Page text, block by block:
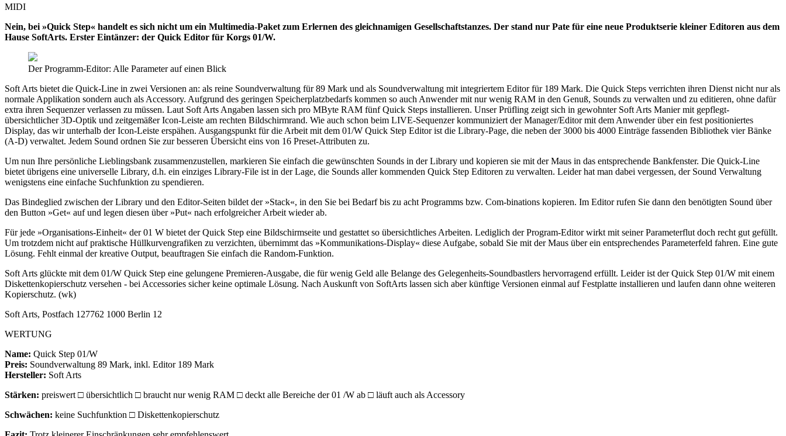
MIDI
Nein, bei »Quick Step« handelt es sich nicht um ein Multimedia-Paket zum Erlernen des gleichnamigen Gesellschaftstanzes. Der stand nur Pate für eine neue Produktserie kleiner Editoren aus dem
Hause SoftArts. Erster Eintänzer: der Quick Editor für Korgs 01/W.
Der Programm-Editor: Alle Parameter auf einen Blick
Soft Arts bietet die Quick-Line in zwei Versionen an: als reine Soundverwaltung für 89 Mark und als Soundverwaltung mit integriertem Editor für 189 Mark. Die Quick Steps verrichten ihren Dienst nicht nur als
normale Applikation sondern auch als Accessory. Aufgrund des geringen Speicherplatzbedarfs kommen so auch Anwender mit nur wenig RAM in den Genuß, Sounds zu verwalten und zu editieren, ohne dafür
extra ihren Sequenzer verlassen zu müssen. Laut Soft Arts Angaben lassen sich pro MByte RAM fünf Quick Steps installieren. Unser Prüfling zeigt sich in gewohnter Soft Arts Manier mit gepflegt-
übersichtlicher 3D-Optik und zeitgemäßer Icon-Leiste am rechten Bildschirmrand. Wie auch schon beim LIVE-Sequenzer kommuniziert der Manager/Editor mit dem Anwender über ein fest positioniertes
Display, das wir unterhalb der Icon-Leiste erspähen. Ausgangspunkt für die Arbeit mit dem 01/W Quick Step Editor ist die Library-Page, die neben der 3000 bis 4000 Einträge fassenden Bibliothek vier Bänke
(A-D) verwaltet. Jedem Sound ordnen Sie zur besseren Übersicht eins von 16 Preset-Attributen zu.
Um nun Ihre persönliche Lieblingsbank zusammenzustellen, markieren Sie einfach die gewünschten Sounds in der Library und kopieren sie mit der Maus in das entsprechende Bankfenster. Die Quick-Line
bietet übrigens eine universelle Library, d.h. ein einziges Library-File ist in der Lage, die Sounds aller kommenden Quick Step Editoren zu verwalten. Leider hat man dabei vergessen, der Sound Verwaltung
wenigstens eine einfache Suchfunktion zu spendieren.
Das Bindeglied zwischen der Library und den Editor-Seiten bildet der »Stack«, in den Sie bei Bedarf bis zu acht Programms bzw. Com-binations kopieren. Im Editor rufen Sie dann den benötigten Sound über
den Button »Get« auf und legen diesen über »Put« nach erfolgreicher Arbeit wieder ab.
Für jede »Organisations-Einheit« der 01 W bietet der Quick Step eine Bildschirmseite und gestattet so übersichtliches Arbeiten. Lediglich der Program-Editor wirkt mit seiner Parameterflut doch recht gut gefüllt.
Um trotzdem nicht auf praktische Hüllkurvengrafiken zu verzichten, übernimmt das »Kommunikations-Display« diese Aufgabe, sobald Sie mit der Maus über ein entsprechendes Parameterfeld fahren. Eine gute
Lösung. Fehlt einmal der kreative Output, beauftragen Sie einfach die Random-Funktion.
Soft Arts glückte mit dem 01/W Quick Step eine gelungene Premieren-Ausgabe, die für wenig Geld alle Belange des Gelegenheits-Soundbastlers hervorragend erfüllt. Leider ist der Quick Step 01/W mit einem
Diskettenkopierschutz versehen - bei Accessories sicher keine optimale Lösung. Nach Auskunft von SoftArts lassen sich aber künftige Versionen einmal auf Festplatte installieren und laufen dann ohne weiteren
Kopierschutz. (wk)
Soft Arts, Postfach 127762 1000 Berlin 12
WERTUNG
Name: Quick Step 01/W
Preis: Soundverwaltung 89 Mark, inkl. Editor 189 Mark
Hersteller: Soft Arts
Stärken: preiswert □ übersichtlich □ braucht nur wenig RAM □ deckt alle Bereiche der 01 /W ab □ läuft auch als Accessory
Schwächen: keine Suchfunktion □ Diskettenkopierschutz